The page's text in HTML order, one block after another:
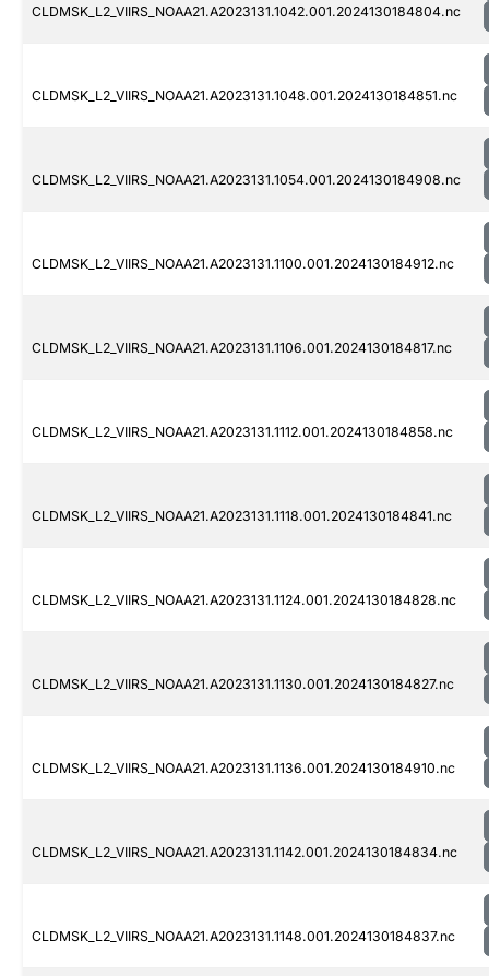
CLDMSK_L2_VIIRS_NOAA21.A2023131.1042.001.2024130184804.nc
CLDMSK_L2_VIIRS_NOAA21.A2023131.1048.001.2024130184851.nc
CLDMSK_L2_VIIRS_NOAA21.A2023131.1054.001.2024130184908.nc
CLDMSK_L2_VIIRS_NOAA21.A2023131.1100.001.2024130184912.nc
CLDMSK_L2_VIIRS_NOAA21.A2023131.1106.001.2024130184817.nc
CLDMSK_L2_VIIRS_NOAA21.A2023131.1112.001.2024130184858.nc
CLDMSK_L2_VIIRS_NOAA21.A2023131.1118.001.2024130184841.nc
CLDMSK_L2_VIIRS_NOAA21.A2023131.1124.001.2024130184828.nc
CLDMSK_L2_VIIRS_NOAA21.A2023131.1130.001.2024130184827.nc
CLDMSK_L2_VIIRS_NOAA21.A2023131.1136.001.2024130184910.nc
CLDMSK_L2_VIIRS_NOAA21.A2023131.1142.001.2024130184834.nc
CLDMSK_L2_VIIRS_NOAA21.A2023131.1148.001.2024130184837.nc